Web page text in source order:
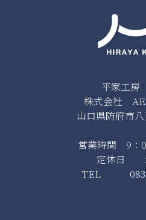
平家工
株式会社
山口県防府市
営業時間 9：
定休日
TEL 0835-